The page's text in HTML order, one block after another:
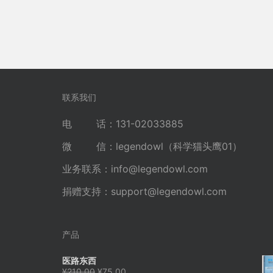
联系我们
电 话：131-02033885
微 信：legendowl（科学猫头鹰01）
业务联系： info@legendowl.com
捐赠支持： support@legendowl.com
产品
医路东西
原